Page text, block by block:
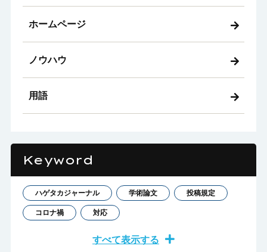
ホームページ
ノウハウ
用語
Keyword
ハゲタカジャーナル 学術論文 投稿規定
コロナ禍 対応
すべて表示する